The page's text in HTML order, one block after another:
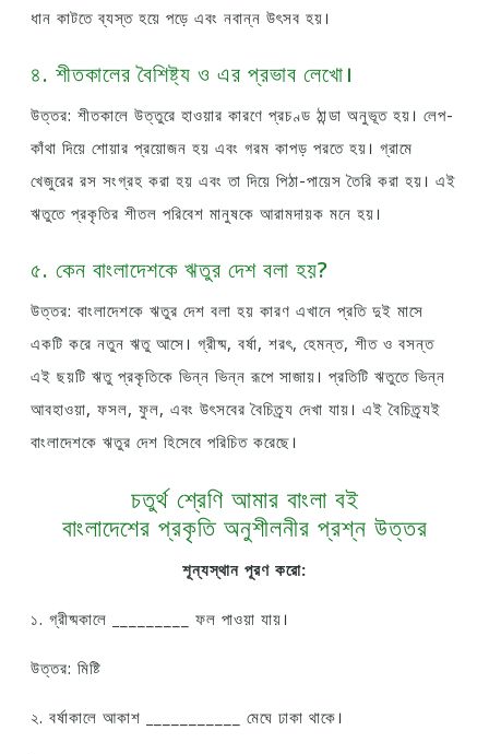
ধান কাটতে ব্যস্ত হয়ে পড়ে এবং নবান্ন উৎসব হয়।
৪. শীতকালের বৈশিষ্ট্য ও এর প্রভাব লেখো।
উত্তর: শীতকালে উত্তুরে হাওয়ার কারণে প্রচণ্ড ঠান্ডা অনুভূত হয়। লেপ-
কাঁথা দিয়ে শোয়ার প্রয়োজন হয় এবং গরম কাপড় পরতে হয়। গ্রামে
খেজুরের রস সংগ্রহ করা হয় এবং তা দিয়ে পিঠা-পায়েস তৈরি করা হয়। এই
ঋতুতে প্রকৃতির শীতল পরিবেশ মানুষকে আরামদায়ক মনে হয়।
৫. কেন বাংলাদেশকে ঋতুর দেশ বলা হয়?
উত্তর: বাংলাদেশকে ঋতুর দেশ বলা হয় কারণ এখানে প্রতি দুই মাসে
একটি করে নতুন ঋতু আসে। গ্রীষ্ম, বর্ষা, শরৎ, হেমন্ত, শীত ও বসন্ত
এই ছয়টি ঋতু প্রকৃতিকে ভিন্ন ভিন্ন রূপে সাজায়। প্রতিটি ঋতুতে ভিন্ন
আবহাওয়া, ফসল, ফুল, এবং উৎসবের বৈচিত্র্য দেখা যায়। এই বৈচিত্র্যই
বাংলাদেশকে ঋতুর দেশ হিসেবে পরিচিত করেছে।
চতুর্থ শ্রেণি আমার বাংলা বই
বাংলাদেশের প্রকৃতি অনুশীলনীর প্রশ্ন উত্তর
শূন্যস্থান পূরণ করো:
১. গ্রীষ্মকালে ________ ফল পাওয়া যায়।
উত্তর: মিষ্টি
২. বর্ষাকালে আকাশ __________ মেঘে ঢাকা থাকে।